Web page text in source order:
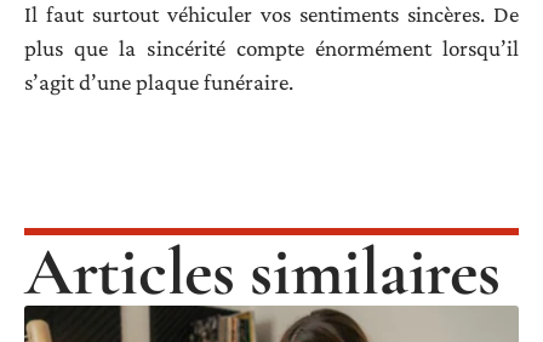
Il faut surtout véhiculer vos sentiments sincères. De
plus que la sincérité compte énormément lorsqu’il
s’agit d’une plaque funéraire.
Articles similaires